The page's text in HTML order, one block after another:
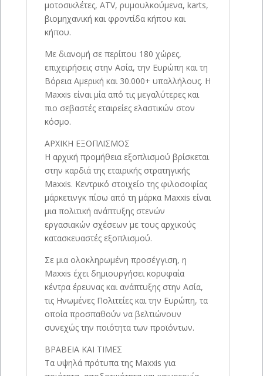
μοτοσικλέτες, ATV, ρυμουλκούμενα, karts,
βιομηχανική και φροντίδα κήπου και
κήπου.
Με διανομή σε περίπου 180 χώρες,
επιχειρήσεις στην Ασία, την Ευρώπη και τη
Βόρεια Αμερική και 30.000+ υπαλλήλους. Η
Maxxis είναι μία από τις μεγαλύτερες και
πιο σεβαστές εταιρείες ελαστικών στον
κόσμο.
ΑΡΧΙΚΗ ΕΞΟΠΛΙΣΜΟΣ
Η αρχική προμήθεια εξοπλισμού βρίσκεται
στην καρδιά της εταιρικής στρατηγικής
Maxxis. Κεντρικό στοιχείο της φιλοσοφίας
μάρκετινγκ πίσω από τη μάρκα Maxxis είναι
μια πολιτική ανάπτυξης στενών
εργασιακών σχέσεων με τους αρχικούς
κατασκευαστές εξοπλισμού.
Σε μια ολοκληρωμένη προσέγγιση, η
Maxxis έχει δημιουργήσει κορυφαία
κέντρα έρευνας και ανάπτυξης στην Ασία,
τις Ηνωμένες Πολιτείες και την Ευρώπη, τα
οποία προσπαθούν να βελτιώνουν
συνεχώς την ποιότητα των προϊόντων.
ΒΡΑΒΕΙΑ ΚΑΙ ΤΙΜΕΣ
Τα υψηλά πρότυπα της Maxxis για